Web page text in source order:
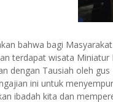
bahwa bagi
terdapat wisata Miniatur
dengan Tausiah oleh
ini untuk
ibadah kita dan